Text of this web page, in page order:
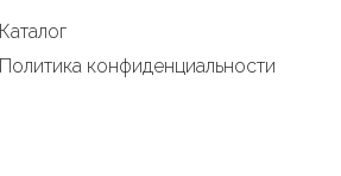
Каталог
Политика конфиденциальности